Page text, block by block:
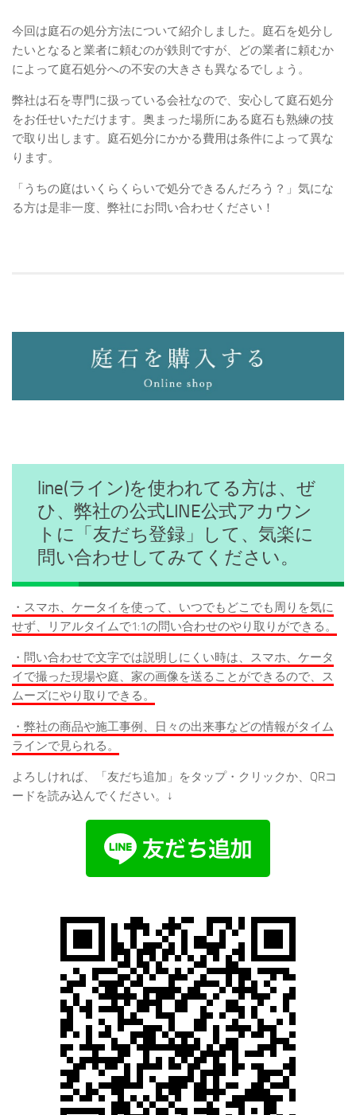
今回は庭石の処分方法について紹介しました。庭石を処分し
たいとなると業者に頼むのが鉄則ですが、どの業者に頼むか
によって庭石処分への不安の大きさも異なるでしょう。
弊社は石を専門に扱っている会社なので、安心して庭石処分
をお任せいただけます。奥まった場所にある庭石も熟練の技
で取り出します。庭石処分にかかる費用は条件によって異な
ります。
「うちの庭はいくらくらいで処分できるんだろう？」気にな
る方は是非一度、弊社にお問い合わせください！
line(ライン)を使われてる方は、ぜ
ひ、弊社の公式LINE公式アカウン
トに「友だち登録」して、気楽に
問い合わせしてみてください。
・スマホ、ケータイを使って、いつでもどこでも周りを気に
せず、リアルタイムで1:1の問い合わせのやり取りができる。
・問い合わせで文字では説明しにくい時は、スマホ、ケータ
イで撮った現場や庭、家の画像を送ることができるので、ス
ムーズにやり取りできる。
・弊社の商品や施工事例、日々の出来事などの情報がタイム
ラインで見られる。
よろしければ、「友だち追加」をタップ・クリックか、QRコ
ードを読み込んでください。↓